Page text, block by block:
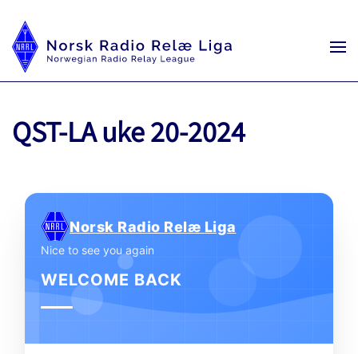
QST-LA uke 20-2024
Norsk Radio Relæ Liga
Nice to see you again
WELCOME BACK